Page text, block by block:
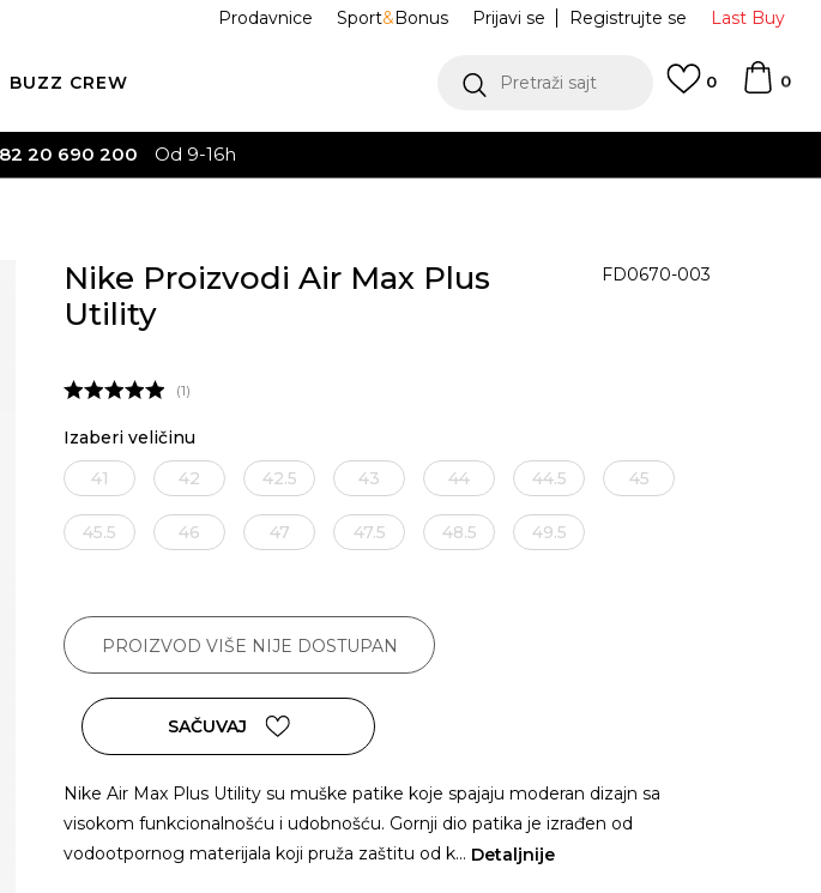
Last Buy
Prijavi se Registrujte se
Prodavnice Sport&Bonus
BUZZ CREW Pretraži sajt 0
0
20 690 200 Od 9-16h
Nike Proizvodi Air Max Plus
Utility
FD0670-003
1
Izaberi veličinu
41
42 42.5 43 44 44.5 45
45.5 46 47 47.5 48.5 49.5
PROIZVOD VIŠE NIJE DOSTUPAN
SAČUVAJ
Nike Air Max Plus Utility su muške patike koje spajaju moderan dizajn sa
visokom funkcionalnošću i udobnošću. Gornji dio patika je izrađen od
vodootpornog materijala koji pruža zaštitu od k... Detaljnije